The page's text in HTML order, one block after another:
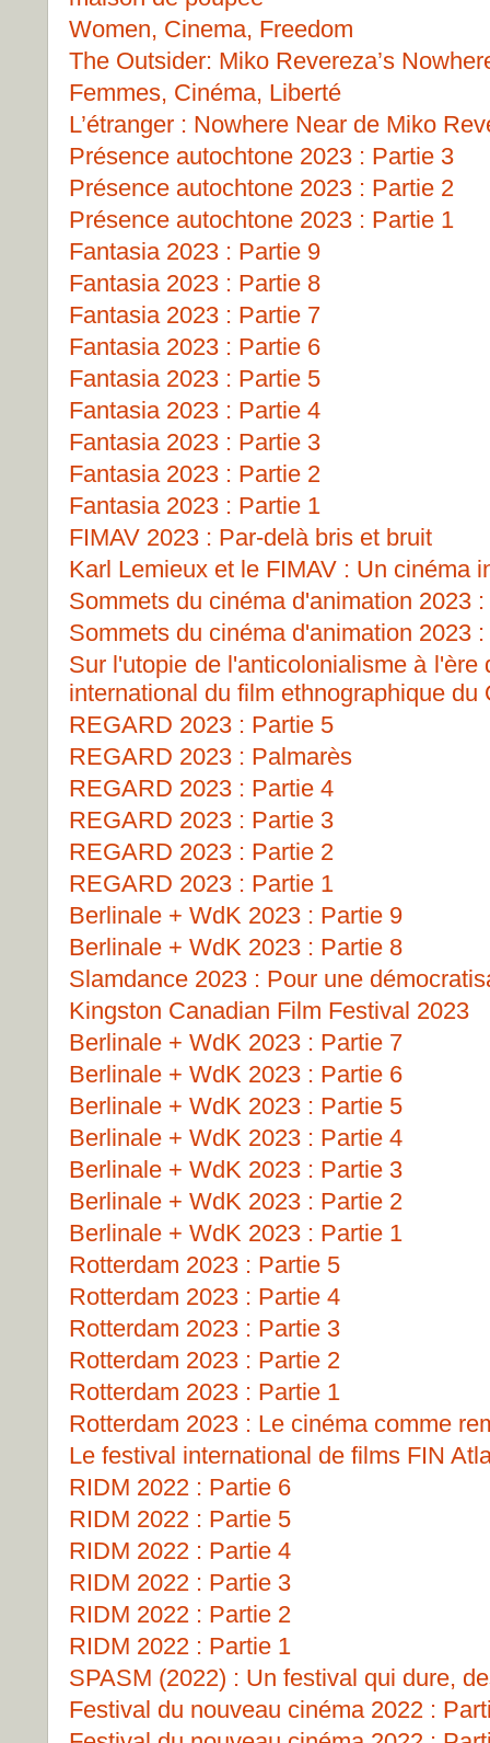
Women, Cinema, Freedom
The Outsider: Miko Revereza’s
Femmes, Cinéma, Liberté
L’étranger : Nowhere Near de Miko
Présence autochtone 2023 : Partie 3
Présence autochtone 2023 : Partie 2
Présence autochtone 2023 : Partie 1
Fantasia 2023 : Partie 9
Fantasia 2023 : Partie 8
Fantasia 2023 : Partie 7
Fantasia 2023 : Partie 6
Fantasia 2023 : Partie 5
Fantasia 2023 : Partie 4
Fantasia 2023 : Partie 3
Fantasia 2023 : Partie 2
Fantasia 2023 : Partie 1
FIMAV 2023 : Par-delà bris et bruit
Karl Lemieux et le FIMAV : Un cinéma
Sommets du cinéma d'animation 2023
Sommets du cinéma d'animation 2023
Sur l'utopie de l'anticolonialisme à
international du film ethnographique du
REGARD 2023 : Partie 5
REGARD 2023 : Palmarès
REGARD 2023 : Partie 4
REGARD 2023 : Partie 3
REGARD 2023 : Partie 2
REGARD 2023 : Partie 1
Berlinale + WdK 2023 : Partie 9
Berlinale + WdK 2023 : Partie 8
Slamdance 2023 : Pour une
Kingston Canadian Film Festival 2023
Berlinale + WdK 2023 : Partie 7
Berlinale + WdK 2023 : Partie 6
Berlinale + WdK 2023 : Partie 5
Berlinale + WdK 2023 : Partie 4
Berlinale + WdK 2023 : Partie 3
Berlinale + WdK 2023 : Partie 2
Berlinale + WdK 2023 : Partie 1
Rotterdam 2023 : Partie 5
Rotterdam 2023 : Partie 4
Rotterdam 2023 : Partie 3
Rotterdam 2023 : Partie 2
Rotterdam 2023 : Partie 1
Rotterdam 2023 : Le cinéma comme
Le festival international de films FIN
RIDM 2022 : Partie 6
RIDM 2022 : Partie 5
RIDM 2022 : Partie 4
RIDM 2022 : Partie 3
RIDM 2022 : Partie 2
RIDM 2022 : Partie 1
SPASM (2022) : Un festival qui dure,
Festival du nouveau cinéma 2022 :